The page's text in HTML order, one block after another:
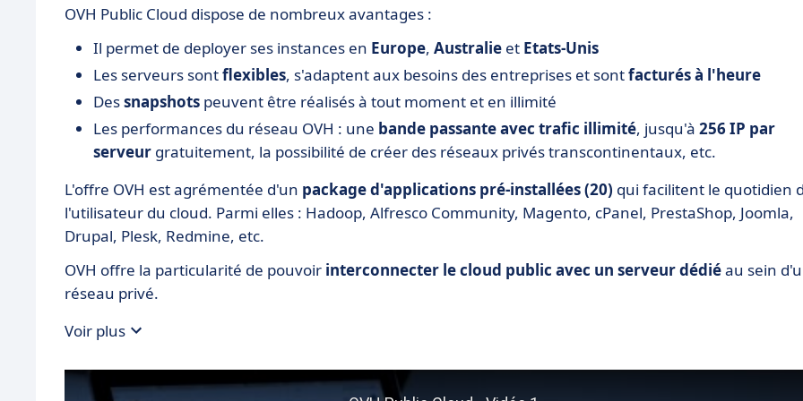
OVH Public Cloud dispose de nombreux avantages :
Il permet de deployer ses instances en Europe, Australie et Etats-Unis
Les serveurs sontflexibles, s'adaptent aux besoins des entreprises et sontfacturés à l'heure
Dessnapshots peuvent être réalisés à tout moment et en illimité
Les performances du réseau OVH : une bande passante avec trafic illimité, jusqu'à 256 IP par
serveur gratuitement, la possibilité de créer des réseaux privés transcontinentaux, etc.
L'offre OVH est agrémentée d'un package d'applications pré-installées (20) qui facilitent le quotidien
l'utilisateur du cloud. Parmi elles : Hadoop, Alfresco Community, Magento, cPanel, PrestaShop, Joomla,
Drupal, Plesk, Redmine, etc.
OVH offre la particularité de pouvoir interconnecter le cloud public avec un serveur dédiéau sein
réseau privé.
Voir plus